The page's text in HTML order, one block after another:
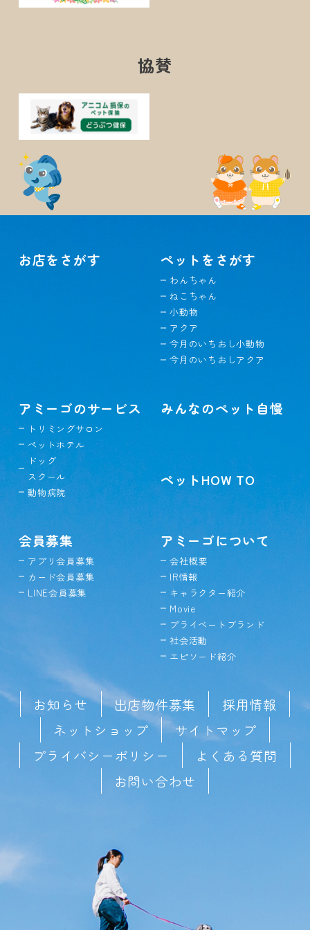
協賛
お店をさがす ペットをさがす
わんちゃん
ねこちゃん
小動物
アクア
今月のいちおし小動物
今月のいちおしアクア
アミーゴのサービス
トリミングサロン
ペットホテル
ドッグ
スクール
動物病院
みんなのペット自慢
ペットHOW TO
会員募集
アプリ会員募集
カード会員募集
LINE会員募集
アミーゴについて
会社概要
IR情報
キャラクター紹介
Movie
プライベートブランド
社会活動
エピソード紹介
お知らせ 出店物件募集
採用情報
ネットショップ
サイトマップ
プライバシーポリシー
よくある質問
お問い合わせ